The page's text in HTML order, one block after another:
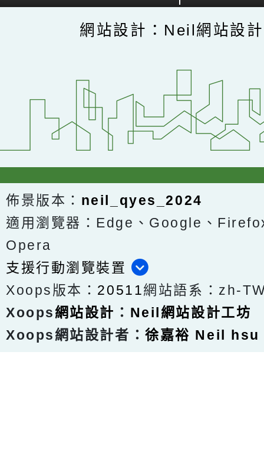
網站設計：Neil網站設
佈景版本： neil_qyes_2024
適用瀏覽器：Edge、Google、
Opera
支援行動瀏覽裝置
Xoops版本： 20511網站語系：zh-
Xoops網站設計 ： Neil網站設計工坊
Xoops網站設計者：徐嘉裕 Neil hsu